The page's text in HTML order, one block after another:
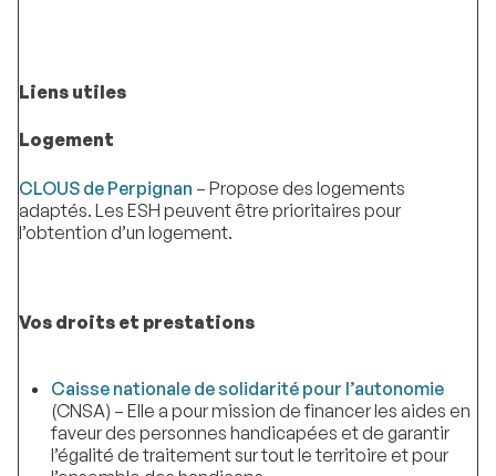
Liens utiles
Logement
CLOUS de Perpignan – Propose des logements
adaptés. Les ESH peuvent être prioritaires pour
l’obtention d’un logement.
Vos droits et prestations
Caisse nationale de solidarité pour l’autonomie
(CNSA) – Elle a pour mission de financer les aides en
faveur des personnes handicapées et de garantir
l’égalité de traitement sur tout le territoire et pour